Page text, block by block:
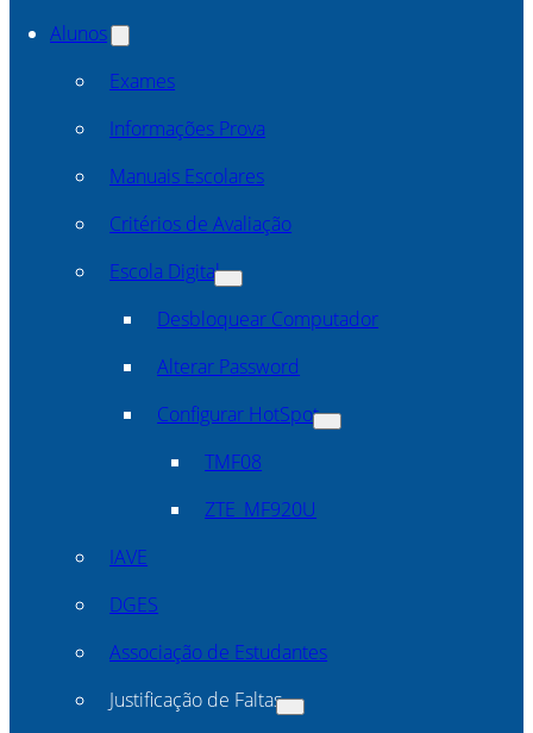
Alunos
Exames
Informações Prova
Manuais Escolares
Critérios de Avaliação
Escola Digital
Desbloquear Computador
Alterar Password
Configurar HotSpot
TMF08
ZTE_MF920U
IAVE
DGES
Associação de Estudantes
Justificação de Faltas